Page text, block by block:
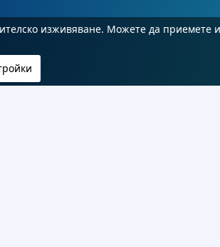
изживяване. Можете да приемете